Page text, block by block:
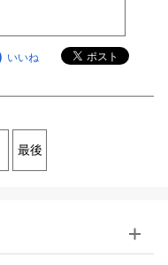
いいね
最後